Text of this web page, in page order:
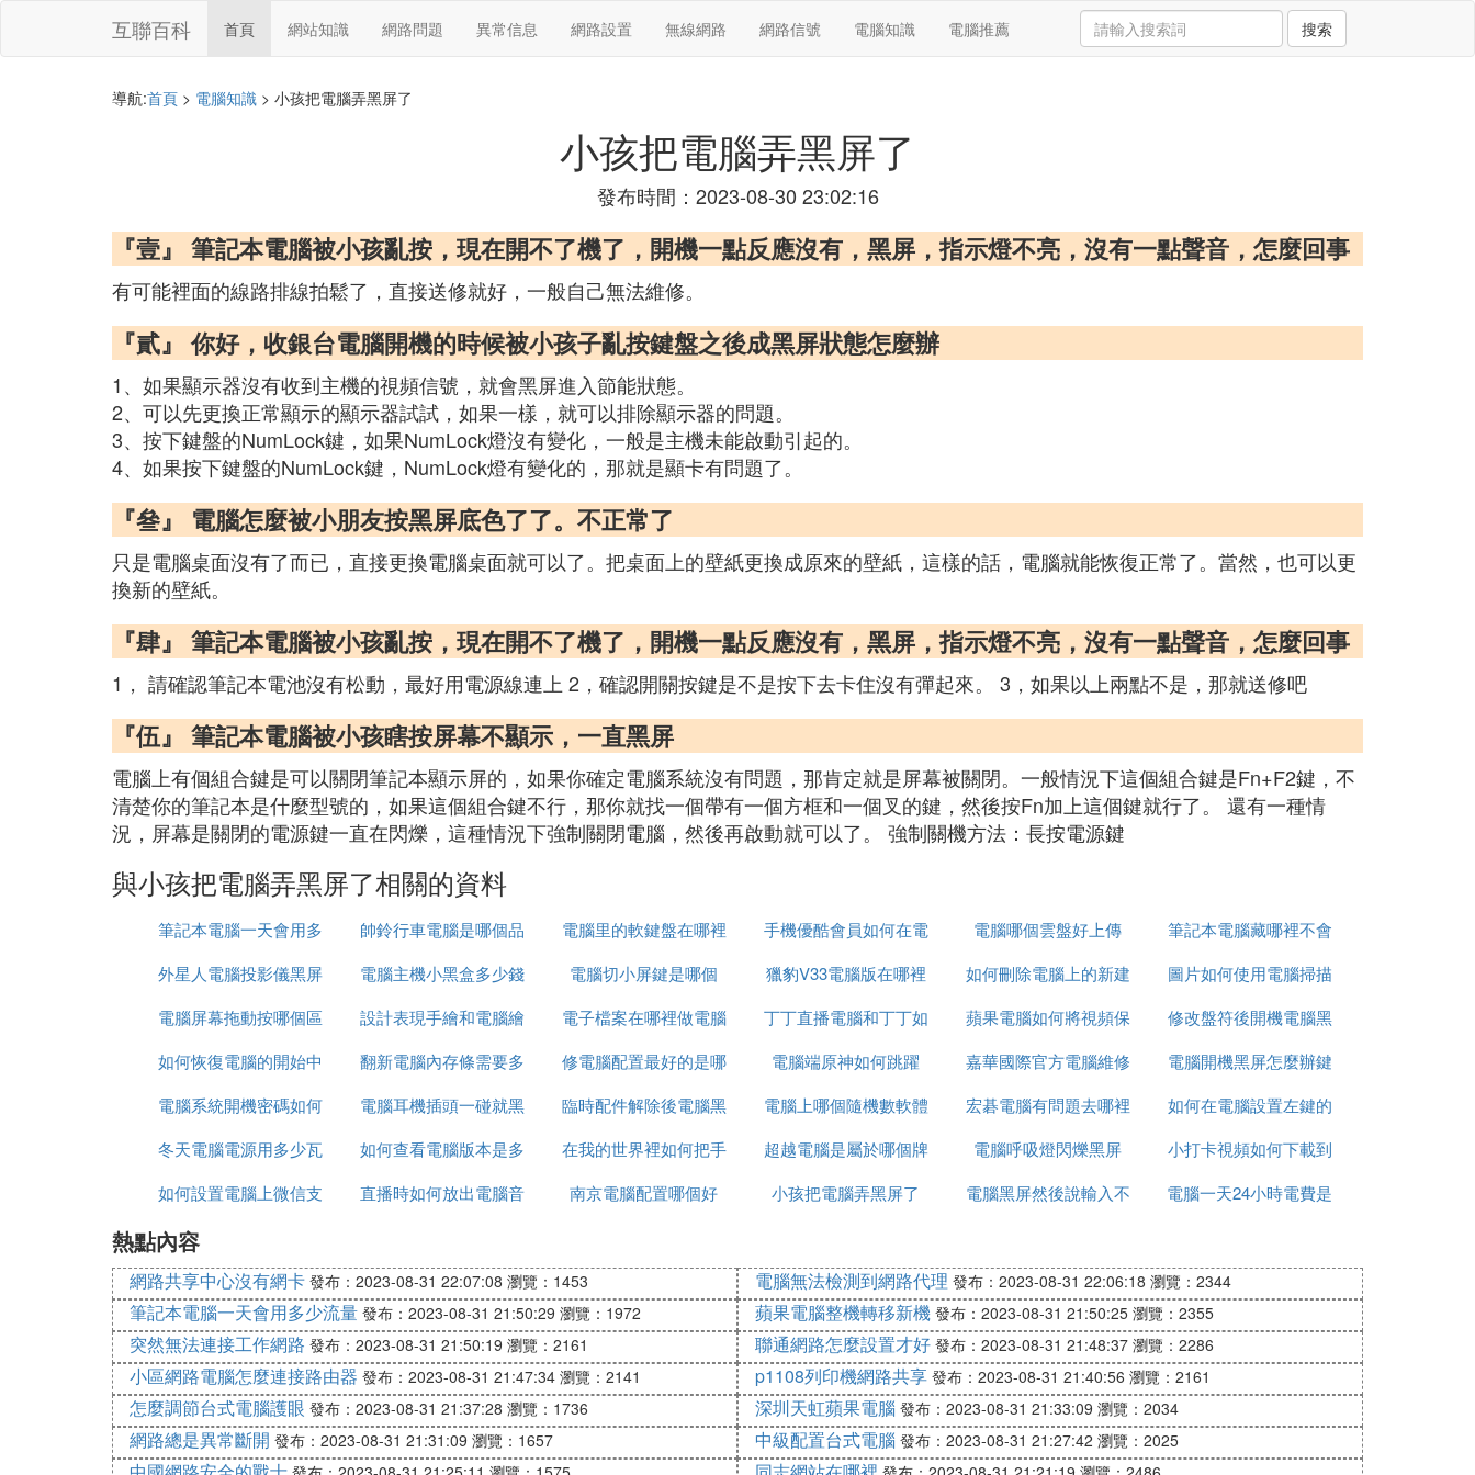
互聯百科 首頁 網站知識 網路問題 異常信息 網路設置 無線網路 網路信號 電腦知識 電腦推薦 搜索
導航:首頁 > 電腦知識 > 小孩把電腦弄黑屏了
小孩把電腦弄黑屏了
發布時間：2023-08-30 23:02:16
『壹』 筆記本電腦被小孩亂按，現在開不了機了，開機一點反應沒有，黑屏，指示燈不亮，沒有一點聲音，怎麼回事
有可能裡面的線路排線拍鬆了，直接送修就好，一般自己無法維修。
『貳』 你好，收銀台電腦開機的時候被小孩子亂按鍵盤之後成黑屏狀態怎麼辦
1、如果顯示器沒有收到主機的視頻信號，就會黑屏進入節能狀態。
2、可以先更換正常顯示的顯示器試試，如果一樣，就可以排除顯示器的問題。
3、按下鍵盤的NumLock鍵，如果NumLock燈沒有變化，一般是主機未能啟動引起的。
4、如果按下鍵盤的NumLock鍵，NumLock燈有變化的，那就是顯卡有問題了。
『叄』 電腦怎麼被小朋友按黑屏底色了了。不正常了
只是電腦桌面沒有了而已，直接更換電腦桌面就可以了。把桌面上的壁紙更換成原來的壁紙，這樣的話，電腦就能恢復正常了。當然，也可以更
換新的壁紙。
『肆』 筆記本電腦被小孩亂按，現在開不了機了，開機一點反應沒有，黑屏，指示燈不亮，沒有一點聲音，怎麼回事
1， 請確認筆記本電池沒有松動，最好用電源線連上 2，確認開關按鍵是不是按下去卡住沒有彈起來。 3，如果以上兩點不是，那就送修吧
『伍』 筆記本電腦被小孩瞎按屏幕不顯示，一直黑屏
電腦上有個組合鍵是可以關閉筆記本顯示屏的，如果你確定電腦系統沒有問題，那肯定就是屏幕被關閉。一般情況下這個組合鍵是Fn+F2鍵，不
清楚你的筆記本是什麼型號的，如果這個組合鍵不行，那你就找一個帶有一個方框和一個叉的鍵，然後按Fn加上這個鍵就行了。 還有一種情
況，屏幕是關閉的電源鍵一直在閃爍，這種情況下強制關閉電腦，然後再啟動就可以了。 強制關機方法：長按電源鍵
與小孩把電腦弄黑屏了相關的資料
筆記本電腦一天會用多
少流量
帥鈴行車電腦是哪個品
牌
電腦里的軟鍵盤在哪裡
手機優酷會員如何在電
腦上關掉
電腦哪個雲盤好上傳
筆記本電腦藏哪裡不會
被偷
外星人電腦投影儀黑屏 電腦主機小黑盒多少錢 電腦切小屏鍵是哪個 獵豹V33電腦版在哪裡
如何刪除電腦上的新建
文檔
圖片如何使用電腦掃描
電腦屏幕拖動按哪個區
域
設計表現手繪和電腦繪
圖哪個重要
電子檔案在哪裡做電腦
丁丁直播電腦和丁丁如
何同頻
蘋果電腦如何將視頻保
密
修改盤符後開機電腦黑
屏
如何恢復電腦的開始中
的搜索
翻新電腦內存條需要多
少錢
修電腦配置最好的是哪
個品牌
電腦端原神如何跳躍
嘉華國際官方電腦維修
需要多少錢
電腦開機黑屏怎麼辦鍵
盤滑鼠都亮
電腦系統開機密碼如何
取消
電腦耳機插頭一碰就黑
屏
臨時配件解除後電腦黑
屏
電腦上哪個隨機數軟體
最好
宏碁電腦有問題去哪裡
維修
如何在電腦設置左鍵的
點擊速度
冬天電腦電源用多少瓦
如何查看電腦版本是多
少
在我的世界裡如何把手
機變成電腦
超越電腦是屬於哪個牌
子
電腦呼吸燈閃爍黑屏
小打卡視頻如何下載到
電腦上
如何設置電腦上微信支
直播時如何放出電腦音
南京電腦配置哪個好 小孩把電腦弄黑屏了
電腦黑屏然後說輸入不
電腦一天24小時電費是
熱點內容
網路共享中心沒有網卡 發布：2023-08-31 22:07:08 瀏覽：1453 電腦無法檢測到網路代理 發布：2023-08-31 22:06:18 瀏覽：2344
筆記本電腦一天會用多少流量 發布：2023-08-31 21:50:29 瀏覽：1972 蘋果電腦整機轉移新機 發布：2023-08-31 21:50:25 瀏覽：2355
突然無法連接工作網路 發布：2023-08-31 21:50:19 瀏覽：2161 聯通網路怎麼設置才好 發布：2023-08-31 21:48:37 瀏覽：2286
小區網路電腦怎麼連接路由器 發布：2023-08-31 21:47:34 瀏覽：2141 p1108列印機網路共享 發布：2023-08-31 21:40:56 瀏覽：2161
怎麼調節台式電腦護眼 發布：2023-08-31 21:37:28 瀏覽：1736 深圳天虹蘋果電腦 發布：2023-08-31 21:33:09 瀏覽：2034
網路總是異常斷開 發布：2023-08-31 21:31:09 瀏覽：1657 中級配置台式電腦 發布：2023-08-31 21:27:42 瀏覽：2025